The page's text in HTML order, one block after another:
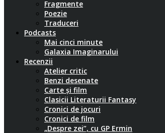
Fragmente
Poezie
Traduceri
Podcasts
Mai cinci minute
Galaxia Imaginarului
Recenzii
Atelier critic
Benzi desenate
Carte și film
Clasicii Literaturii Fantasy
Cronici de jocuri
Cronici de film
„Despre zei”, cu GP Ermin